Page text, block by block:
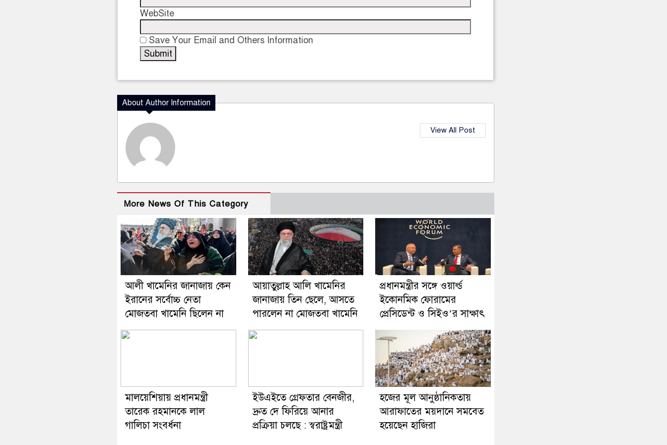
WebSite
Save Your Email and Others Information
About Author Information
View All Post
More News Of This Category
আলী খামেনির জানাজায় কেন
ইরানের সর্বোচ্চ নেতা
মোজতবা খামেনি ছিলেন না
আয়াতুল্লাহ আলি খামেনির
জানাজায় তিন ছেলে, আসতে
পারলেন না মোজতবা খামেনি
প্রধানমন্ত্রীর সঙ্গে ওয়ার্ল্ড
ইকোনমিক ফোরামের
প্রেসিডেন্ট ও সিইও’র সাক্ষাৎ
মালয়েশিয়ায় প্রধানমন্ত্রী
তারেক রহমানকে লাল
গালিচা সংবর্ধনা
ইউএইতে গ্রেফতার বেনজীর,
দ্রুত দে ফিরিয়ে আনার
প্রক্রিয়া চলছে : স্বরাষ্ট্রমন্ত্রী
হজের মূল আনুষ্ঠানিকতায়
আরাফাতের ময়দানে সমবেত
হয়েছেন হাজিরা